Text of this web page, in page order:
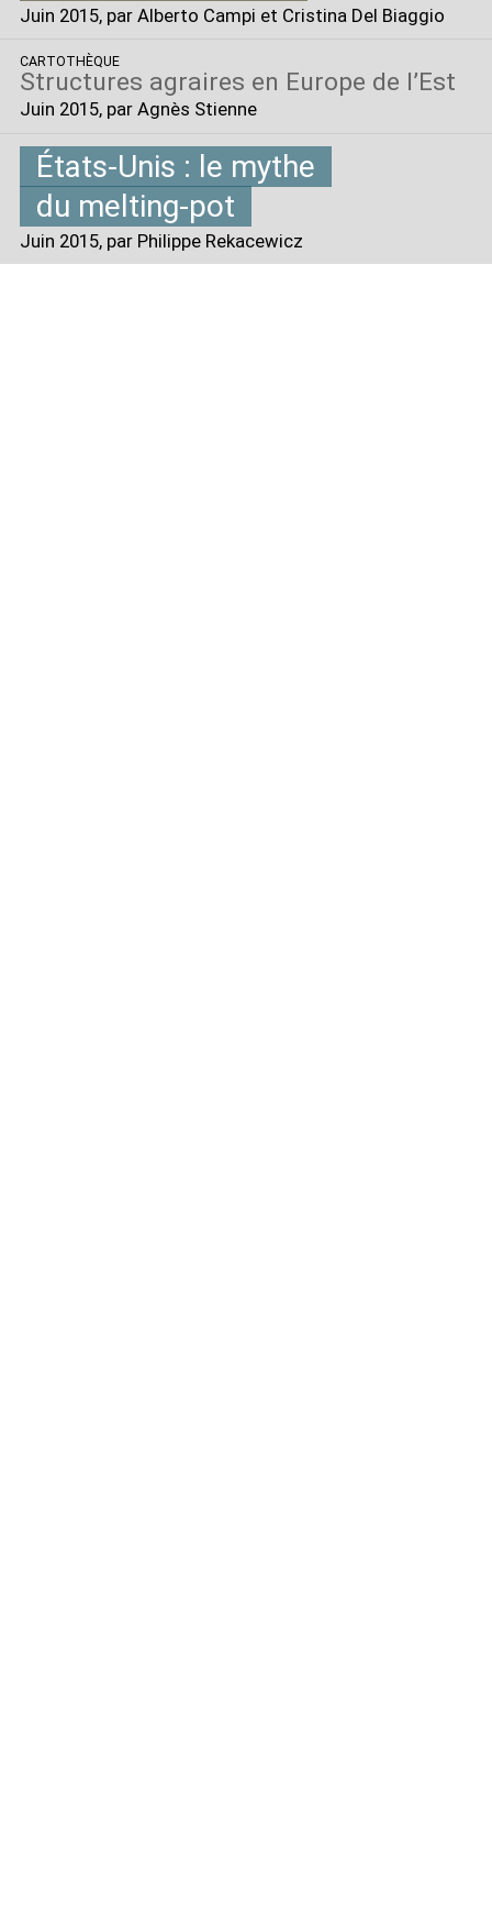
Juin 2015, par Alberto Campi et Cristina Del Biaggio
CARTOTHÈQUE
Structures agraires en Europe de l’Est
Juin 2015, par Agnès Stienne
États-Unis : le mythe
du melting-pot
Juin 2015, par Philippe Rekacewicz